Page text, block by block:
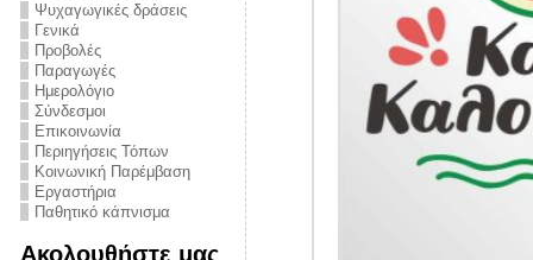
Ψυχαγωγικές δράσεις
Γενικά
Προβολές
Παραγωγές
Ημερολόγιο
Σύνδεσμοι
Επικοινωνία
Περιηγήσεις Τόπων
Κοινωνική Παρέμβαση
Εργαστήρια
Παθητικό κάπνισμα
Ακολουθήστε μας
από την
την ημέρα
και
στο
Πρόληψης